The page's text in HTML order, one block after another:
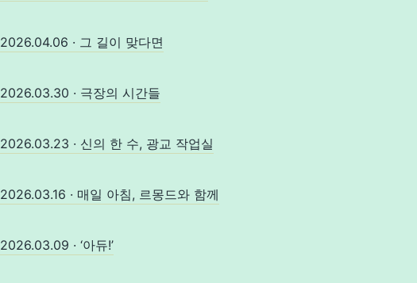
2026.04.06 · 그 길이 맞다면
2026.03.30 · 극장의 시간들
2026.03.23 · 신의 한 수, 광교 작업실
2026.03.16 · 매일 아침, 르몽드와 함께
2026.03.09 · ‘아듀!’